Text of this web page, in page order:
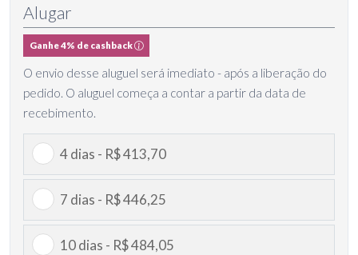
Alugar
Ganhe 4% de cashback
O envio desse aluguel será imediato - após a liberação do
pedido. O aluguel começa a contar a partir da data de
recebimento.
4 dias - R$ 413,70
7 dias - R$ 446,25
10 dias - R$ 484,05